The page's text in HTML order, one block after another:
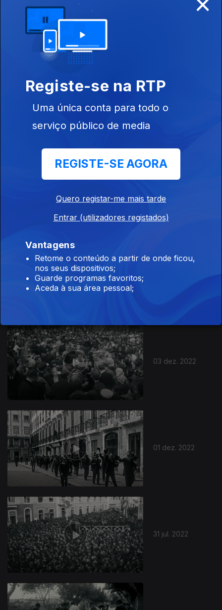
Ep. 19 28 jan. 2023
Política Cultural
Ep. 1 16 jan. 2023
03 dez. 2022
01 dez. 2022
31 jul. 2022
Registe-se na RTP
Uma única conta para todo o
serviço público de media
REGISTE-SE AGORA
Quero registar-me mais tarde
Entrar (utilizadores registados)
Vantagens
Retome o conteúdo a partir de onde ficou,
nos seus dispositivos;
Guarde programas favoritos;
Aceda à sua área pessoal;